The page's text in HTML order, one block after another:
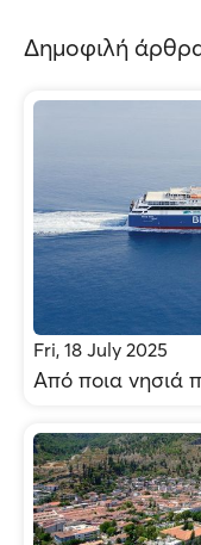
Δημοφιλή
Fri, 18 July 2025
Από ποια νησιά